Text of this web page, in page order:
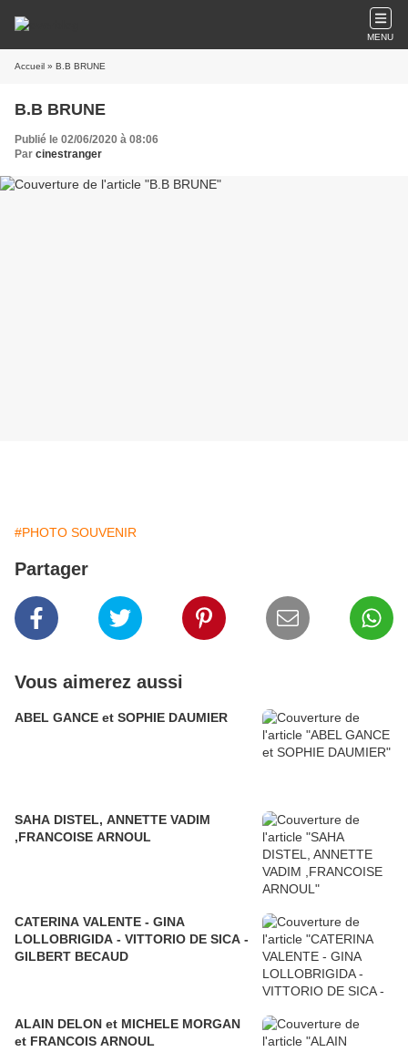
MENU
Accueil » B.B BRUNE
B.B BRUNE
Publié le 02/06/2020 à 08:06
Par cinestranger
#PHOTO SOUVENIR
Partager
Vous aimerez aussi
ABEL GANCE et SOPHIE DAUMIER
SAHA DISTEL, ANNETTE VADIM
,FRANCOISE ARNOUL
CATERINA VALENTE - GINA
LOLLOBRIGIDA - VITTORIO DE SICA -
GILBERT BECAUD
ALAIN DELON et MICHELE MORGAN
et FRANCOIS ARNOUL